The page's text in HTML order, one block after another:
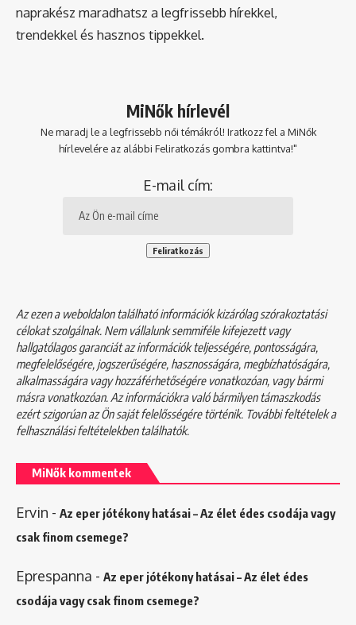
naprakész maradhatsz a legfrissebb hírekkel,
trendekkel és hasznos tippekkel.
MiNők hírlevél
Ne maradj le a legfrissebb női témákról! Iratkozz fel a MiNők
hírlevelére az alábbi Feliratkozás gombra kattintva!"
E-mail cím:
Az ezen a weboldalon található információk kizárólag szórakoztatási
célokat szolgálnak. Nem vállalunk semmiféle kifejezett vagy
hallgatólagos garanciát az információk teljességére, pontosságára,
megfelelőségére, jogszerűségére, hasznosságára, megbízhatóságára,
alkalmasságára vagy hozzáférhetőségére vonatkozóan, vagy bármi
másra vonatkozóan. Az információkra való bármilyen támaszkodás
ezért szigorúan az Ön saját felelősségére történik. További feltételek a
felhasználási feltételekbentalálhatók.
MiNők kommentek
Ervin - Az eper jótékony hatásai – Az élet édes csodája vagy
csak finom csemege?
Eprespanna - Az eper jótékony hatásai – Az élet édes
csodája vagy csak finom csemege?